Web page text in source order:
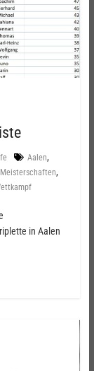
Aalen,
Meisterschaften,
in Aalen